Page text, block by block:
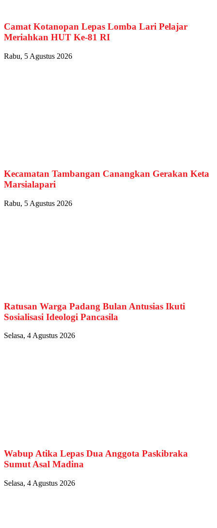
Camat Kotanopan Lepas Lomba Lari Pelajar
Meriahkan HUT Ke-81 RI
Rabu, 5 Agustus 2026
Kecamatan Tambangan Canangkan Gerakan Keta
Marsialapari
Rabu, 5 Agustus 2026
Ratusan Warga Padang Bulan Antusias Ikuti
Sosialisasi Ideologi Pancasila
Selasa, 4 Agustus 2026
Wabup Atika Lepas Dua Anggota Paskibraka
Sumut Asal Madina
Selasa, 4 Agustus 2026